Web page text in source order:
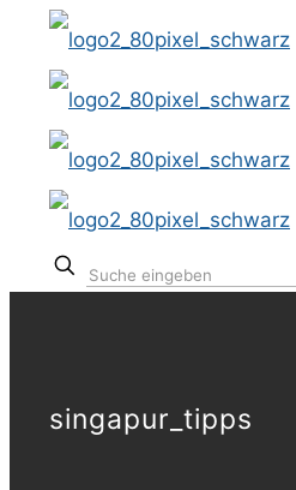
singapur_tipps